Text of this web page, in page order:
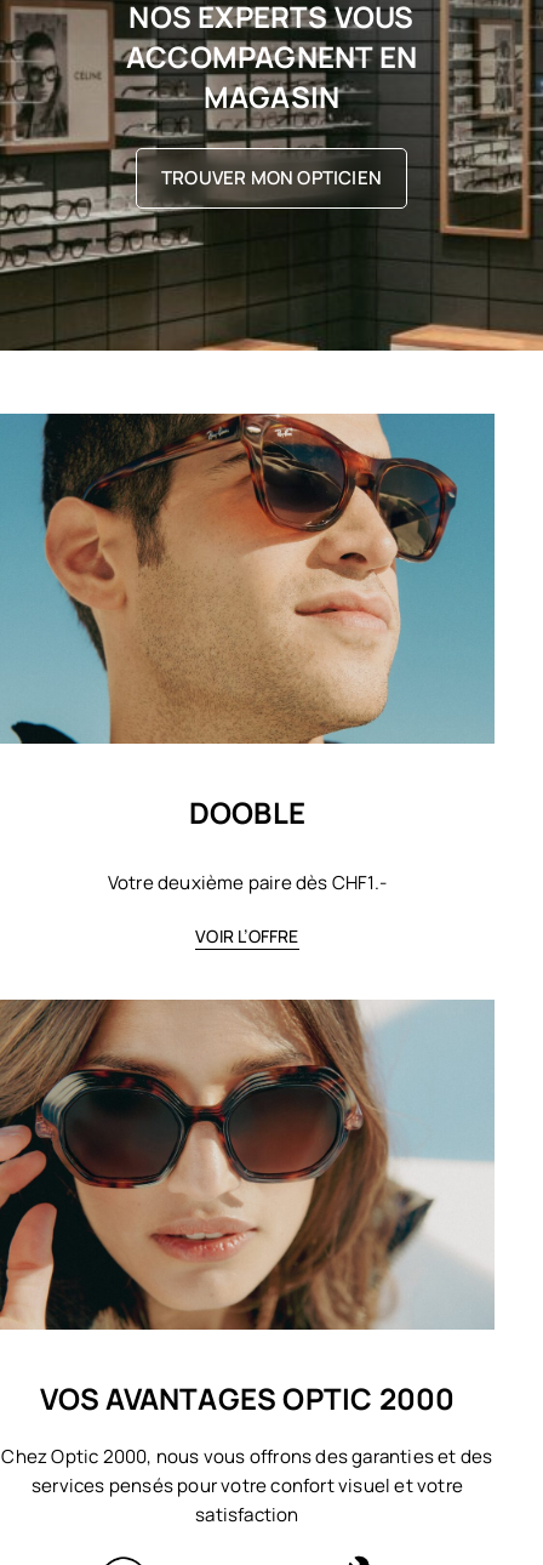
NOS EXPERTS VOUS
ACCOMPAGNENT EN
MAGASIN
TROUVER MON OPTICIEN
DOOBLE
Votre deuxième paire dès CHF1.-
VOIR L’OFFRE
VOS AVANTAGES OPTIC 2000
Chez Optic 2000, nous vous offrons des garanties et des
services pensés pour votre confort visuel et votre
satisfaction